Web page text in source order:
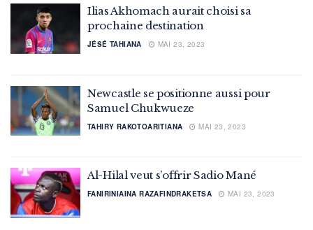
Ilias Akhomach aurait choisi sa
prochaine destination
JÉSÉ TAHIANA MAI 23, 2023
Newcastle se positionne aussi pour
Samuel Chukwueze
TAHIRY RAKOTOARITIANA MAI 23, 2023
Al-Hilal veut s’offrir Sadio Mané
FANIRINIAINA RAZAFINDRAKETSA MAI 23, 2023